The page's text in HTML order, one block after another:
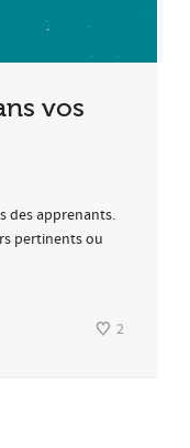
vos
des apprenants.
pertinents ou
2